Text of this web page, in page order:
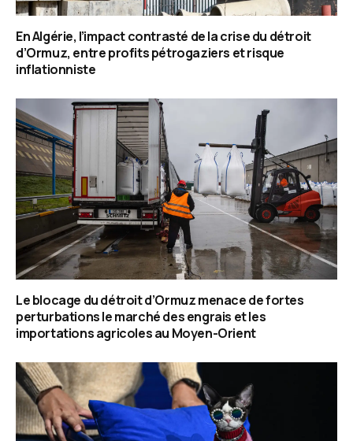
En Algérie, l’impact contrasté de la crise du détroit
d’Ormuz, entre profits pétrogaziers et risque
inflationniste
Le blocage du détroit d’Ormuz menace de fortes
perturbations le marché des engrais et les
importations agricoles au Moyen-Orient